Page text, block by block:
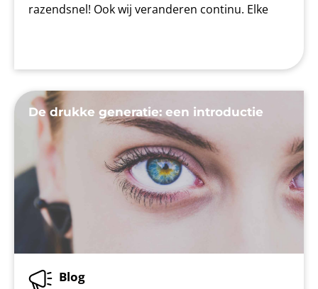
razendsnel! Ook wij veranderen continu. Elke
De drukke generatie: een introductie
Blog